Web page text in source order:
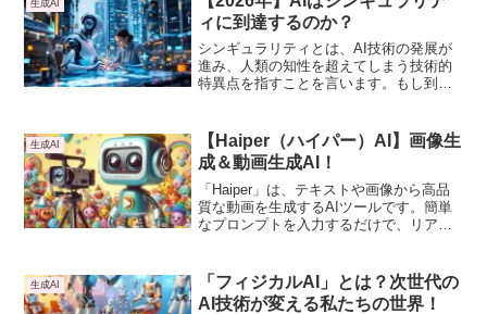
る時代が来ています。
生成AI
ィに到達するのか？
シンギュラリティとは、AI技術の発展が
進み、人類の知性を超えてしまう技術的
特異点を指すことを言います。もし到達
とになるかも知れません。
生成AI
【Haiper（ハイパー）AI】画像生
成＆動画生成AI！
「Haiper」は、テキストや画像から高品
質な動画を生成するAIツールです。簡単
なプロンプトを入力するだけで、リアル
知識がなくても利用できる点が魅力で
す。
生成AI
「フィジカルAI」とは？次世代の
AI技術が変える私たちの世界！